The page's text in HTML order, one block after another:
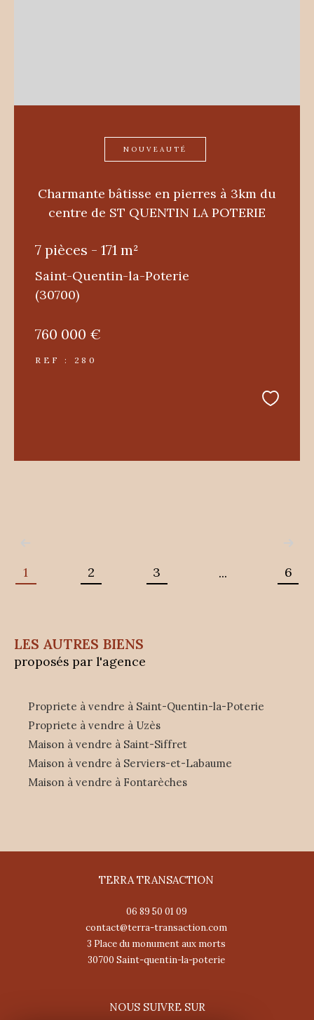
NOUVEAUTÉ
Charmante bâtisse en pierres à 3km du
centre de ST QUENTIN LA POTERIE
7 pièces - 171 m²
Saint-Quentin-la-Poterie
(30700)
760 000 €
REF : 280
1 2 3 ... 6
LES AUTRES BIENS
proposés par l'agence
Propriete à vendre à Saint-Quentin-la-Poterie
Propriete à vendre à Uzès
Maison à vendre à Saint-Siffret
Maison à vendre à Serviers-et-Labaume
Maison à vendre à Fontarèches
TERRA TRANSACTION
06 89 50 01 09
contact@terra-transaction.com
3 Place du monument aux morts
30700
saint-quentin-la-poterie
NOUS SUIVRE SUR